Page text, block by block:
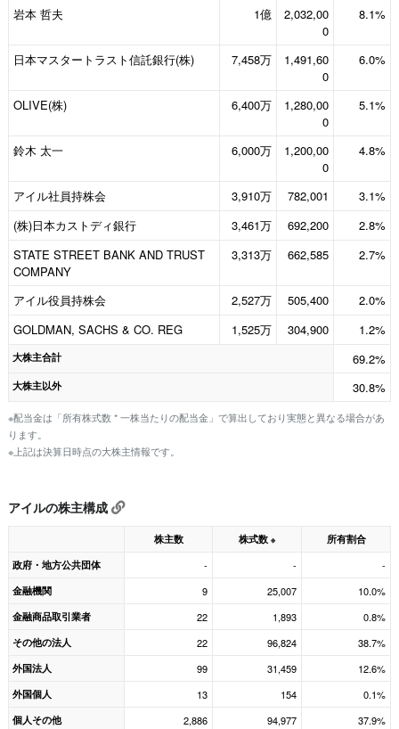
岩本 哲夫 1億
2,032,00
0
8.1%
日本マスタートラスト信託銀行(株) 7,458万
1,491,60
0
6.0%
OLIVE(株) 6,400万
1,280,00
0
5.1%
鈴木 太一 6,000万
1,200,00
0
4.8%
アイル社員持株会 3,910万 782,001
3.1%
(株)日本カストディ銀行
3,461万 692,200
2.8%
STATE STREET BANK AND TRUST
COMPANY
3,313万 662,585 2.7%
アイル役員持株会 2,527万 505,400
2.0%
GOLDMAN, SACHS & CO. REG
1,525万 304,900 1.2%
大株主合計 69.2%
大株主以外 30.8%
※配当金は「所有株式数 * 一株当たりの配当金」で算出しており実態と異なる場合があ
ります。
※上記は決算日時点の大株主情報です。
アイルの株主構成
株主数 株式数 ※
所有割合
政府・地方公共団体
- - -
金融機関 9 25,007 10.0%
金融商品取引業者 22 1,893 0.8%
その他の法人 22 96,824 38.7%
外国法人 99 31,459 12.6%
外国個人 13 154 0.1%
個人その他 2,886 94,977 37.9%